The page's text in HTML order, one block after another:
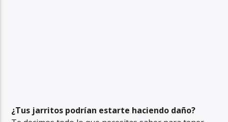
¿Tus jarritos podrían estarte haciendo daño?